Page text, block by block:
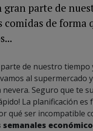
gran parte de
de forma
de nuestro tiempo
al supermercado
Seguro que te
La planificación
qué ser incompatible
semanales